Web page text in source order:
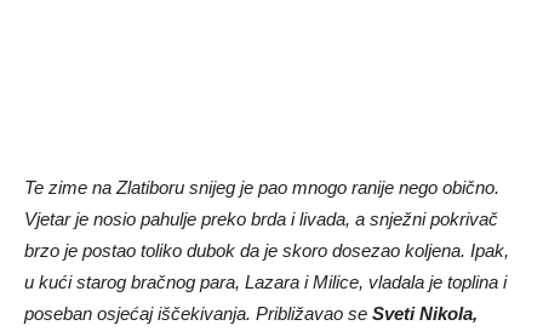
Te zime na Zlatiboru snijeg je pao mnogo ranije nego obično.
Vjetar je nosio pahulje preko brda i livada, a snježni pokrivač
brzo je postao toliko dubok da je skoro dosezao koljena. Ipak,
u kući starog bračnog para, Lazara i Milice, vladala je toplina i
poseban osjećaj iščekivanja. Približavao se Sveti Nikola,